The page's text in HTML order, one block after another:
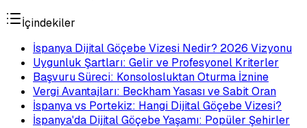
İçindekiler
İspanya Dijital Göçebe Vizesi Nedir? 2026 Vizyonu
Uygunluk Şartları: Gelir ve Profesyonel Kriterler
Başvuru Süreci: Konsolosluktan Oturma İznine
Vergi Avantajları: Beckham Yasası ve Sabit Oran
İspanya vs Portekiz: Hangi Dijital Göçebe Vizesi?
İspanya'da Dijital Göçebe Yaşamı: Popüler Şehirler